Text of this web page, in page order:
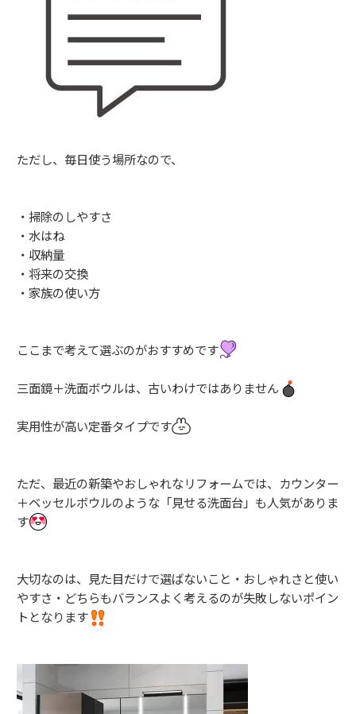
ただし、毎日使う場所なので、
・掃除のしやすさ
・水はね
・収納量
・将来の交換
・家族の使い方
ここまで考えて選ぶのがおすすめです
三面鏡＋洗面ボウルは、古いわけではありません
実用性が高い定番タイプです
ただ、最近の新築やおしゃれなリフォームでは、カウンター
＋ベッセルボウルのような「見せる洗面台」も人気がありま
す
大切なのは、見た目だけで選ばないこと・おしゃれさと使い
やすさ・どちらもバランスよく考えるのが失敗しないポイン
トとなります